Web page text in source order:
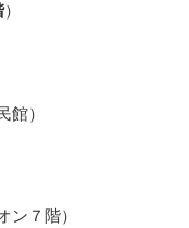
）
館）
ン７階）